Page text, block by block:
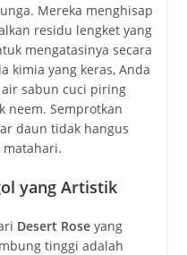
Mereka menghisap
residu lengket yang
mengatasinya secara
kimia yang keras, Anda
sabun cuci piring
neem. Semprotkan
daun tidak hangus
yang Artistik
Desert Roseyang
tinggi adalah